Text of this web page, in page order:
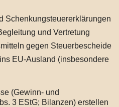
Schenkungsteuererklärungen
und Vertretung
gegen Steuerbescheide
EU-Ausland (insbesondere
(Gewinn- und
3 EStG; Bilanzen) erstellen